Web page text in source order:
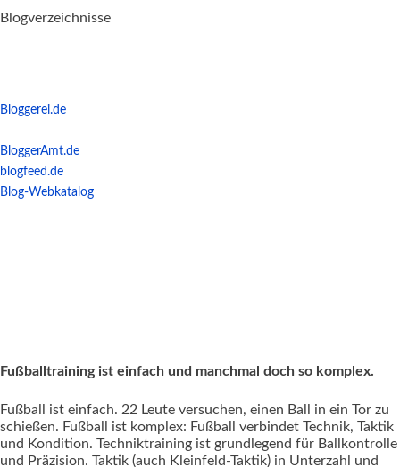
Blogverzeichnisse
Bloggerei.de
BloggerAmt.de
blogfeed.de
Blog-Webkatalog
Fußballtraining ist einfach und manchmal doch so komplex.
Fußball ist einfach. 22 Leute versuchen, einen Ball in ein Tor zu
schießen. Fußball ist komplex: Fußball verbindet Technik, Taktik
und Kondition. Techniktraining ist grundlegend für Ballkontrolle
und Präzision. Taktik (auch Kleinfeld-Taktik) in Unterzahl und